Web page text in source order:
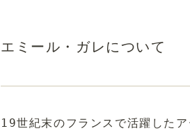
エミール・ガレについて
19世紀末のフランスで活躍した